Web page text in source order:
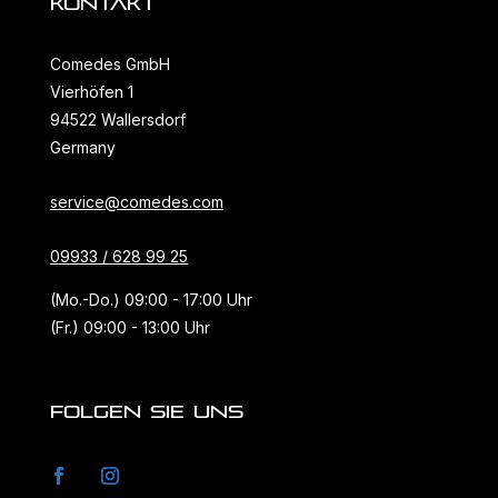
KONTAKT
Comedes GmbH
Vierhöfen 1
94522 Wallersdorf
Germany
service@comedes.com
09933 / 628 99 25
(Mo.-Do.) 09:00 - 17:00 Uhr
(Fr.) 09:00 - 13:00 Uhr
FOLGEN SIE UNS